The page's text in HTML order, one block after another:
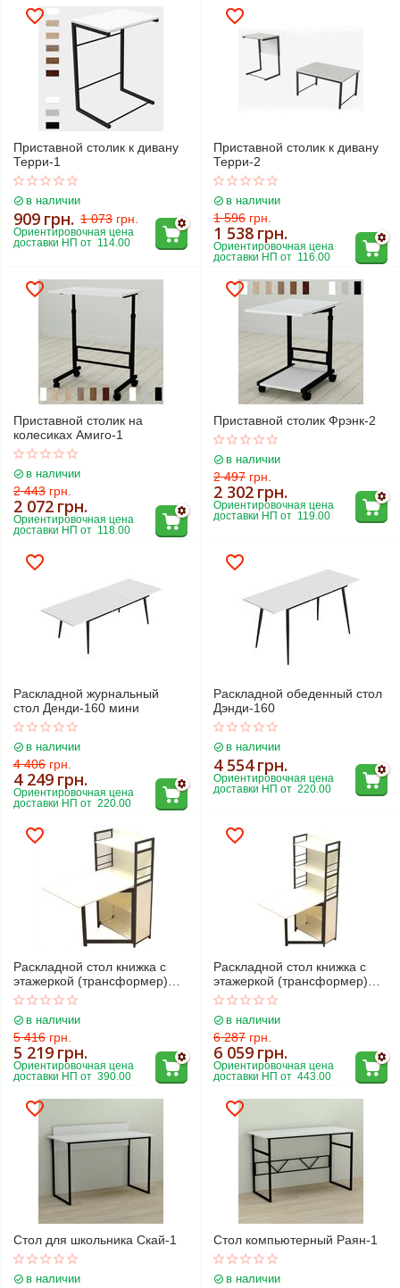
Приставной столик к дивану
Терри-1
в наличии
1 073 грн.
909 грн.
Ориентировочная цена
доставки НП от  114.00
Приставной столик к дивану
Терри-2
в наличии
1 596 грн.
1 538 грн.
Ориентировочная цена
доставки НП от  116.00
Приставной столик на
колесиках Амиго-1
в наличии
2 443 грн.
2 072 грн.
Ориентировочная цена
доставки НП от  118.00
Приставной столик Фрэнк-2
в наличии
2 497 грн.
2 302 грн.
Ориентировочная цена
доставки НП от  119.00
Раскладной журнальный
стол Денди-160 мини
в наличии
4 406 грн.
4 249 грн.
Ориентировочная цена
доставки НП от  220.00
Раскладной обеденный стол
Дэнди-160
в наличии
4 554 грн.
Ориентировочная цена
доставки НП от  220.00
Раскладной стол книжка с
этажеркой (трансформер)
Практик-1
в наличии
5 416 грн.
5 219 грн.
Ориентировочная цена
доставки НП от  390.00
Раскладной стол книжка с
этажеркой (трансформер)
Практик-2
в наличии
6 287 грн.
6 059 грн.
Ориентировочная цена
доставки НП от  443.00
Стол для школьника Скай-1
в наличии
Стол компьютерный Раян-1
в наличии